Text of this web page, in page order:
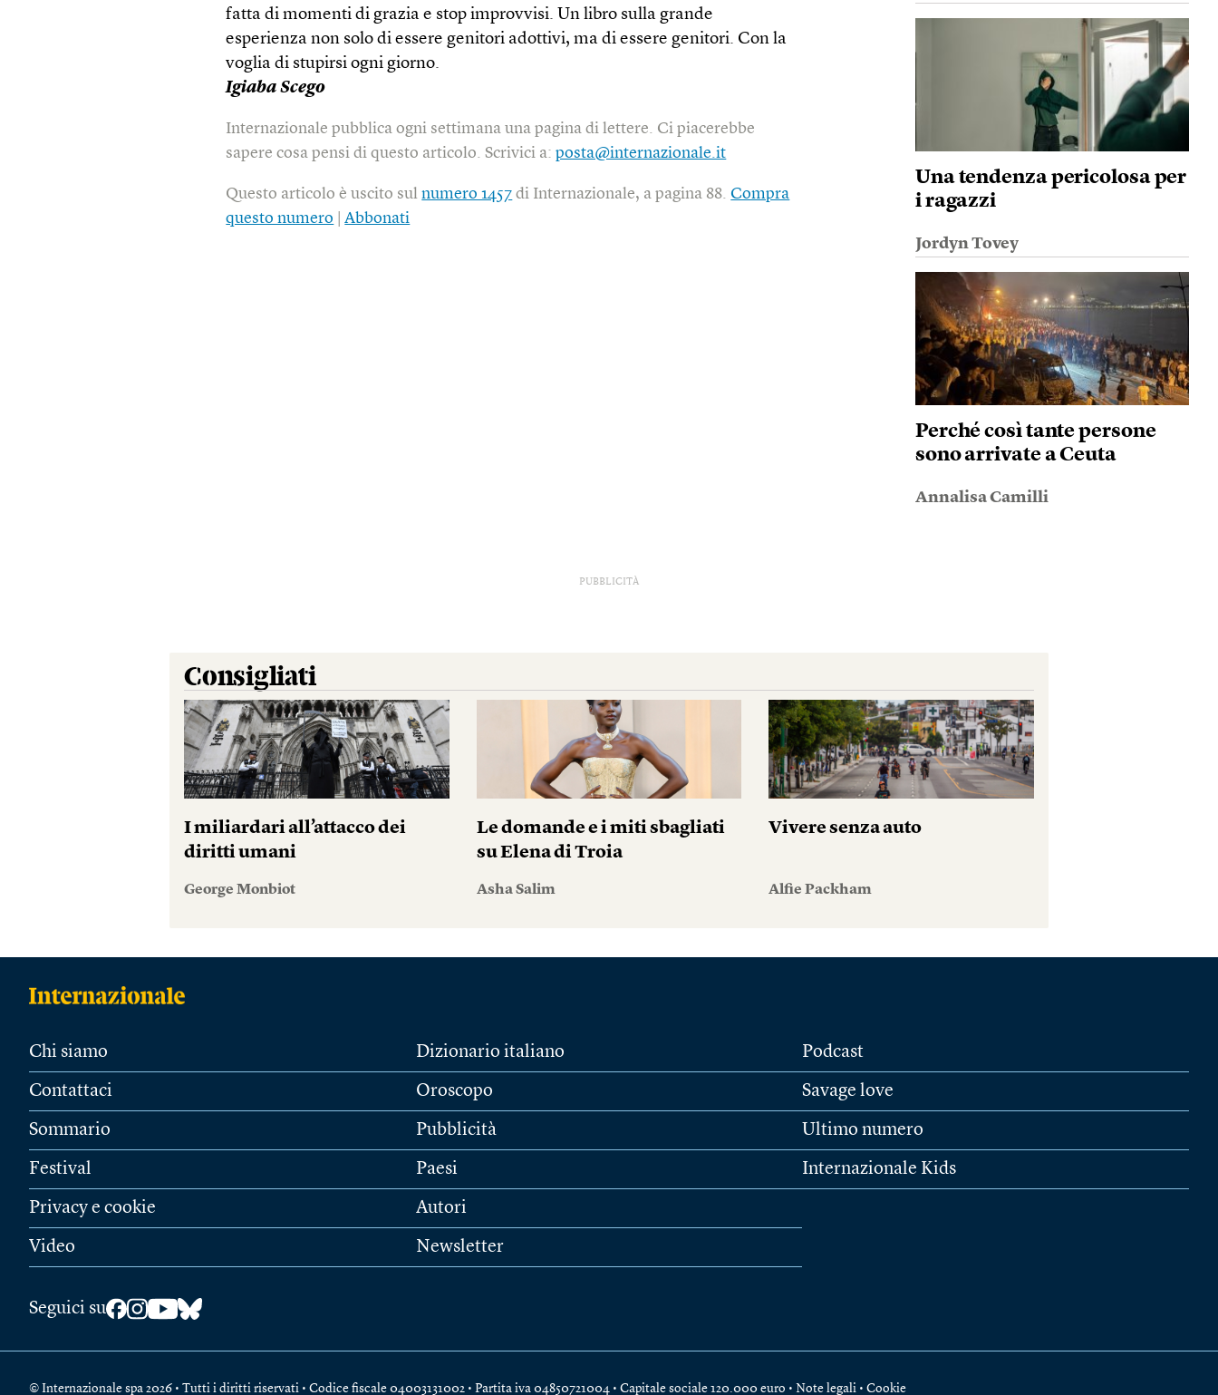
fatta di momenti di grazia e stop improvvisi. Un libro sulla grande
esperienza non solo di essere genitori adottivi, ma di essere genitori. Con la
voglia di stupirsi ogni giorno.
Igiaba Scego
Internazionale pubblica ogni settimana una pagina di lettere. Ci piacerebbe
sapere cosa pensi di questo articolo. Scrivici a:posta@internazionale.it
Questo articolo è uscito sulnumero 1457 di Internazionale, a pagina 88.Compra
questo numero |Abbonati
Una tendenza pericolosa per
i ragazzi
Jordyn Tovey
Perché così tante persone
sono arrivate a Ceuta
Annalisa Camilli
PUBBLICITÀ
Consigliati
I miliardari all’attacco dei
diritti umani
George Monbiot
Le domande e i miti sbagliati
su Elena di Troia
Asha Salim
Vivere senza auto
Alfie Packham
Chi siamo
Contattaci
Sommario
Festival
Privacy e cookie
Video
Dizionario italiano
Oroscopo
Pubblicità
Paesi
Autori
Newsletter
Podcast
Savage love
Ultimo numero
Internazionale Kids
Seguici su
© Internazionale spa 2026 • Tutti i diritti riservati • Codice fiscale 04003131002 • Partita iva 04850721004 • Capitale sociale 120.000 euro • Note legali • Cookie